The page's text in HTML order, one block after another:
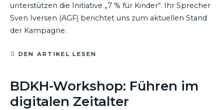
unterstützen die Initiative „7 % für Kinder“. Ihr Sprecher
Sven Iversen (AGF) berichtet uns zum aktuellen Stand
der Kampagne.
DEN ARTIKEL LESEN
BDKH-Workshop: Führen im
digitalen Zeitalter